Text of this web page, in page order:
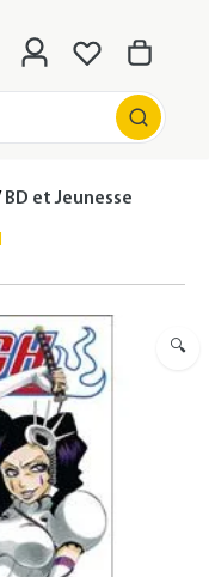
BD et Jeunesse
Opera
🔍